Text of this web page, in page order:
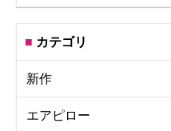
カテゴリ
新作
エアピロー